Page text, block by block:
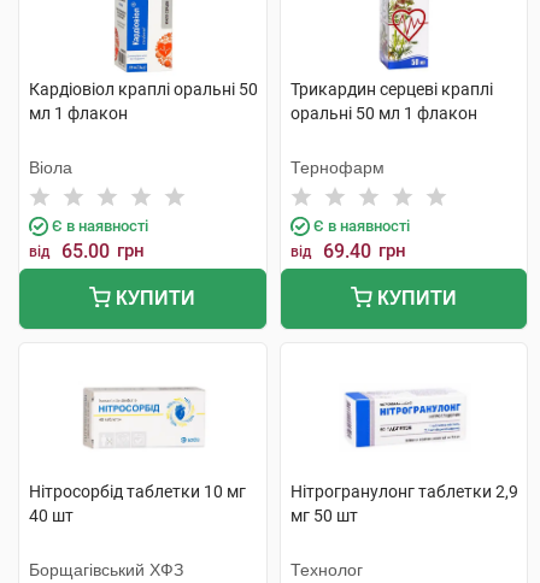
Кардіовіол краплі оральні 50
мл 1 флакон
Віола
Є в наявності
від 65.00 грн
КУПИТИ
Трикардин серцеві краплі
оральні 50 мл 1 флакон
Тернофарм
Є в наявності
від 69.40 грн
КУПИТИ
Нітросорбід таблетки 10 мг
40 шт
Борщагівський ХФЗ
Нітрогранулонг таблетки 2,9
мг 50 шт
Технолог